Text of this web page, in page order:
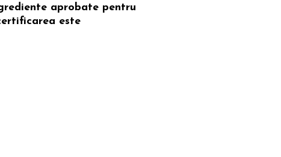
aprobate pentru
este